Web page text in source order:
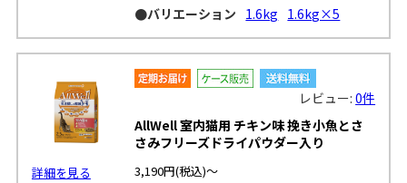
●バリエーション 1.6kg 1.6kg×5
詳細を見る
レビュー:0件
AllWell 室内猫用 チキン味 挽き小魚とさ
さみフリーズドライパウダー入り
3,190円(税込)～